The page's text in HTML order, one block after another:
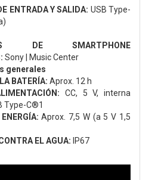
ENTRADA Y SALIDA: USB Type-
DE SMARTPHONE
Sony | Music Center
generales
BATERÍA: Aprox. 12 h
CC, 5 V, interna
Type-C®1
Aprox. 7,5 W (a 5 V 1,5
EL AGUA: IP67